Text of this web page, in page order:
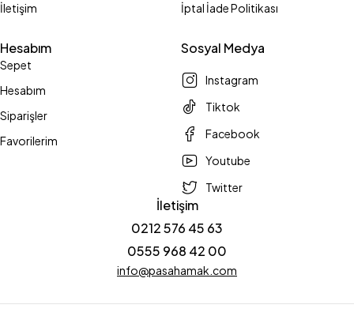
İletişim
İptal İade Politikası
Hesabım
Sepet
Hesabım
Siparişler
Favorilerim
Sosyal Medya
Instagram
Tiktok
Facebook
Youtube
Twitter
İletişim
0212 576 45 63
0555 968 42 00
info@pasahamak.com